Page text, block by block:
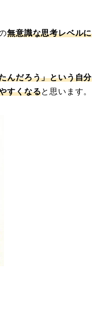
無意識な思考レベルに
んだろう」という自分
すくなると思います。